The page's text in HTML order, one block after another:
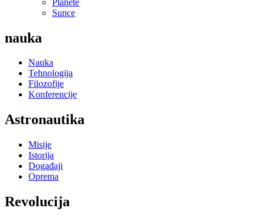
Sunce
nauka
Nauka
Tehnologija
Filozofije
Konferencije
Astronautika
Misije
Istorija
Događaji
Oprema
Revolucija